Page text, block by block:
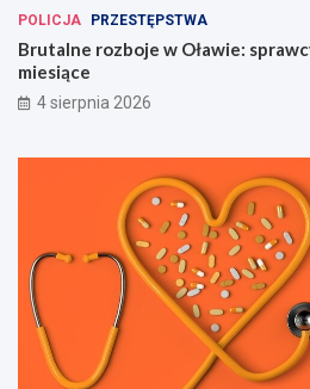
POLICJA PRZESTĘPSTWA
Brutalne rozboje w Oławie:
miesiące
4 sierpnia 2026